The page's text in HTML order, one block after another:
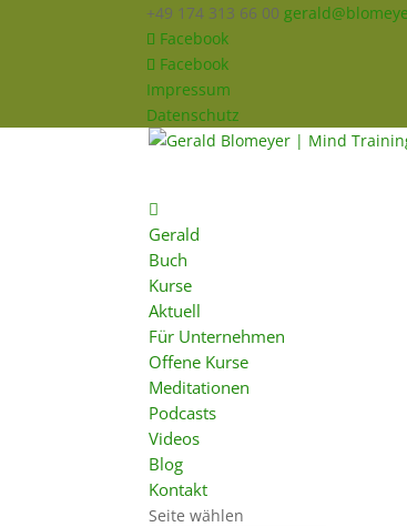
+49 174 313 66 00
Facebook
Facebook
Impressum
Datenschutz
Gerald
Buch
Kurse
Aktuell
Für Unternehmen
Offene Kurse
Meditationen
Podcasts
Videos
Blog
Kontakt
Seite wählen